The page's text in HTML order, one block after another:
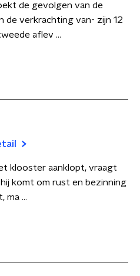
de gevolgen van de
verkrachting van- zijn 12
aflev ...
klooster aanklopt, vraagt
komt om rust en bezinning
ma ...